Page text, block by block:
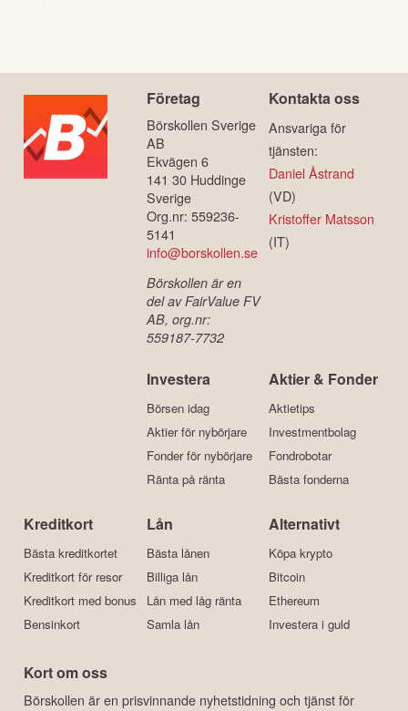
Företag
Börskollen Sverige
AB
Ekvägen 6
141 30 Huddinge
Sverige
Org.nr: 559236-
5141
info@borskollen.se
Börskollen är en
del av FairValue FV
AB, org.nr:
559187-7732
Kontakta oss
Ansvariga för
tjänsten:
Daniel Åstrand
(VD)
Kristoffer Matsson
(IT)
Investera
Börsen idag
Aktier för nybörjare
Fonder för nybörjare
Ränta på ränta
Aktier & Fonder
Aktietips
Investmentbolag
Fondrobotar
Bästa fonderna
Kreditkort
Bästa kreditkortet
Kreditkort för resor
Kreditkort med bonus
Bensinkort
Lån
Bästa lånen
Billiga lån
Lån med låg ränta
Samla lån
Alternativt
Köpa krypto
Bitcoin
Ethereum
Investera i guld
Kort om oss
Börskollen är en prisvinnande nyhetstidning och tjänst för